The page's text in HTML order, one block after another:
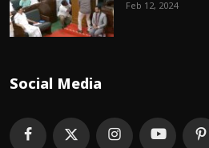
Feb 12, 2024
Social Media